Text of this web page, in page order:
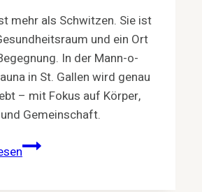
mehr als Schwitzen. Sie ist
und ein Ort
In der Mann-o-
in St. Gallen wird genau
– mit Fokus auf Körper,
Gemeinschaft.
Schwitzen.